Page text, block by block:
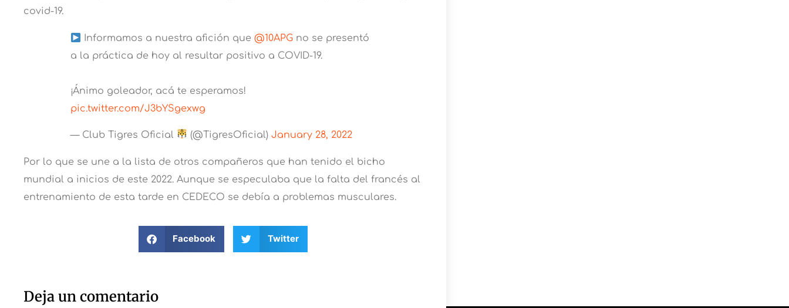
covid-19.
Informamos a nuestra afición que@10APG no se presentó
a la práctica de hoy al resultar positivo a COVID-19.
¡Ánimo goleador, acá te esperamos!
pic.twitter.com/J3bYSgexwg
— Club Tigres Oficial (@TigresOficial)January 28, 2022
Por lo que se une a la lista de otros compañeros que han tenido el bicho
mundial a inicios de este 2022. Aunque se especulaba que la falta del francés al
entrenamiento de esta tarde en CEDECO se debía a problemas musculares.
Facebook Twitter
Deja un comentario